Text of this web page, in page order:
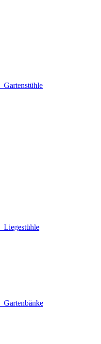
Gartenstühle
Liegestühle
Gartenbänke